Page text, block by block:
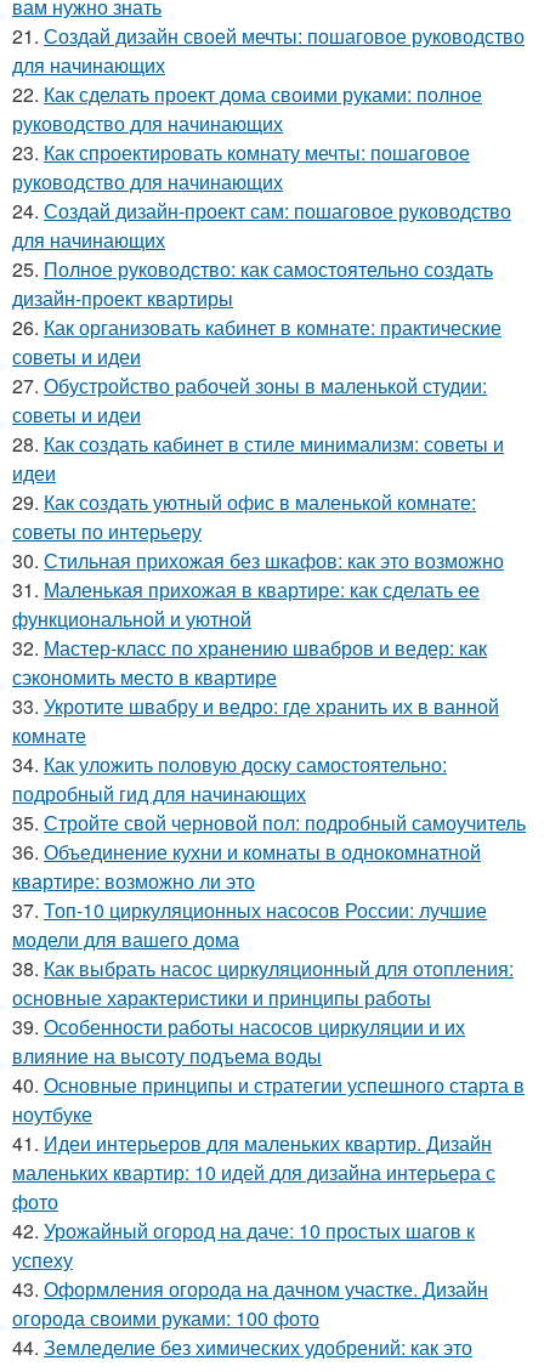
вам нужно знать
21. Создай дизайн своей мечты: пошаговое руководство
для начинающих
22. Как сделать проект дома своими руками: полное
руководство для начинающих
23. Как спроектировать комнату мечты: пошаговое
руководство для начинающих
24. Создай дизайн-проект сам: пошаговое руководство
для начинающих
25. Полное руководство: как самостоятельно создать
дизайн-проект квартиры
26. Как организовать кабинет в комнате: практические
советы и идеи
27. Обустройство рабочей зоны в маленькой студии:
советы и идеи
28. Как создать кабинет в стиле минимализм: советы и
идеи
29. Как создать уютный офис в маленькой комнате:
советы по интерьеру
30. Стильная прихожая без шкафов: как это возможно
31. Маленькая прихожая в квартире: как сделать ее
функциональной и уютной
32. Мастер-класс по хранению швабров и ведер: как
сэкономить место в квартире
33. Укротите швабру и ведро: где хранить их в ванной
комнате
34. Как уложить половую доску самостоятельно:
подробный гид для начинающих
35. Стройте свой черновой пол: подробный самоучитель
36. Объединение кухни и комнаты в однокомнатной
квартире: возможно ли это
37. Топ-10 циркуляционных насосов России: лучшие
модели для вашего дома
38. Как выбрать насос циркуляционный для отопления:
основные характеристики и принципы работы
39. Особенности работы насосов циркуляции и их
влияние на высоту подъема воды
40. Основные принципы и стратегии успешного старта в
ноутбуке
41. Идеи интерьеров для маленьких квартир. Дизайн
маленьких квартир: 10 идей для дизайна интерьера с
фото
42. Урожайный огород на даче: 10 простых шагов к
успеху
43. Оформления огорода на дачном участке. Дизайн
огорода своими руками: 100 фото
44. Земледелие без химических удобрений: как это